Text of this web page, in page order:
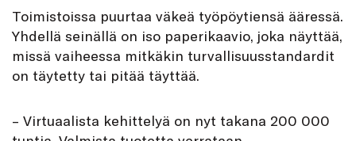
Toimistoissa puurtaa väkeä työpöytiensä ääressä.
Yhdellä seinällä on iso paperikaavio, joka näyttää,
missä vaiheessa mitkäkin turvallisuusstandardit
on täytetty tai pitää täyttää.
– Virtuaalista kehittelyä on nyt takana 200 000